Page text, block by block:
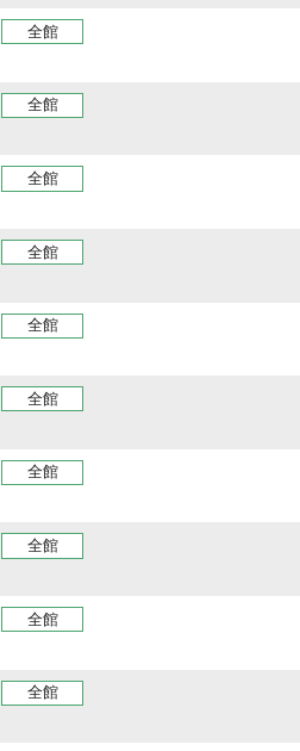
全館
全館
全館
全館
全館
全館
全館
全館
全館
全館